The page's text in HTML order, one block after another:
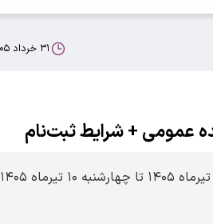
۳۱ خرداد ۱۴۰۵ ۱۳:۵۹
عمومی + شرایط ثبت‌نام
متقاضیان شرکت در مزایده بهمن‌موتور می‌توانند از شنبه ۶ تیرماه ۱۴۰۵ تا چهارشنبه ۱۰ تیرماه ۱۴۰۵